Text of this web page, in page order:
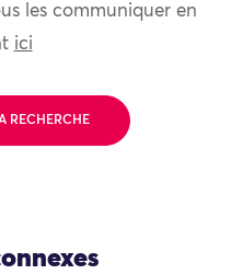
les communiquer en
ici
RECHERCHE